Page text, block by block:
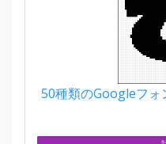
50種類のGoogleフォ